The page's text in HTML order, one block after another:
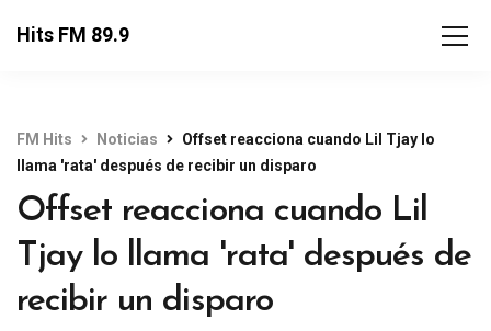
Hits FM 89.9
FM Hits Noticias
Offset reacciona cuando Lil Tjay lo
llama 'rata' después de recibir un disparo
Offset reacciona cuando Lil
Tjay lo llama 'rata' después de
recibir un disparo